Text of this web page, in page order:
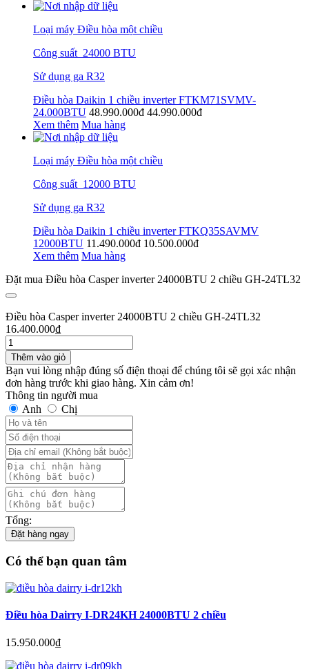
Loại máy Điều hòa một chiều
Công suất 24000 BTU
Sử dụng ga R32
Điều hòa Daikin 1 chiều inverter FTKM71SVMV-
24.000BTU 48.990.000đ 44.990.000đ
Xem thêm Mua hàng
Loại máy Điều hòa một chiều
Công suất 12000 BTU
Sử dụng ga R32
Điều hòa Daikin 1 chiều inverter FTKQ35SAVMV
12000BTU 11.490.000đ 10.500.000đ
Xem thêm Mua hàng
Đặt mua Điều hòa Casper inverter 24000BTU 2 chiều GH-24TL32
Điều hòa Casper inverter 24000BTU 2 chiều GH-24TL32
16.400.000₫
Thêm vào giỏ
Bạn vui lòng nhập đúng số điện thoại để chúng tôi sẽ gọi xác nhận
đơn hàng trước khi giao hàng. Xin cảm ơn!
Thông tin người mua
Anh
Chị
Tổng:
Đặt hàng ngay
Có thể bạn quan tâm
Điều hòa Dairry I-DR24KH 24000BTU 2 chiều
15.950.000₫